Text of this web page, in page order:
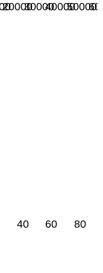
20000300004000050000
40 60 80